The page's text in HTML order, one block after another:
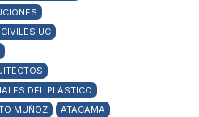
UC
DEL PLÁSTICO
MUÑOZ
ATACAMA